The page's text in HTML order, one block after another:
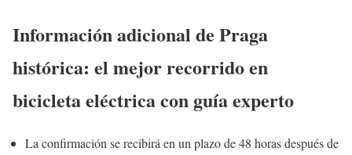
Información adicional de Praga
histórica: el mejor recorrido en
bicicleta eléctrica con guía experto
La confirmación se recibirá en un plazo de 48 horas después de